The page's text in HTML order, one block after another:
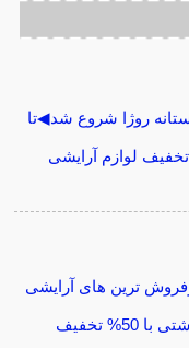
روژا شروع شد◀تا
ترین های آرایشی
50% تخفیف